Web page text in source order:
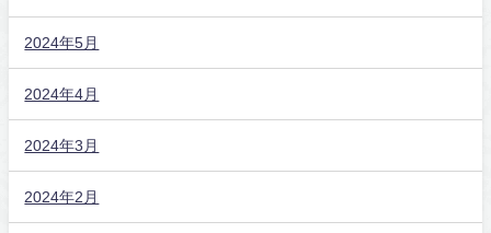
2024年5月
2024年4月
2024年3月
2024年2月